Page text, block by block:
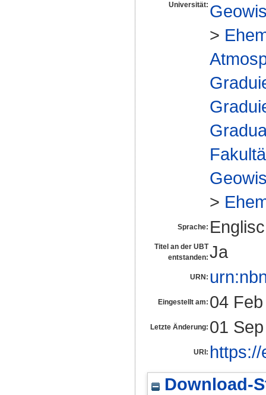
Universität:
>
>
Sprache:
Titel an der UBT
entstanden: Ja
URN:
Eingestellt am: 04
Letzte Änderung: 01
URI:
Download-